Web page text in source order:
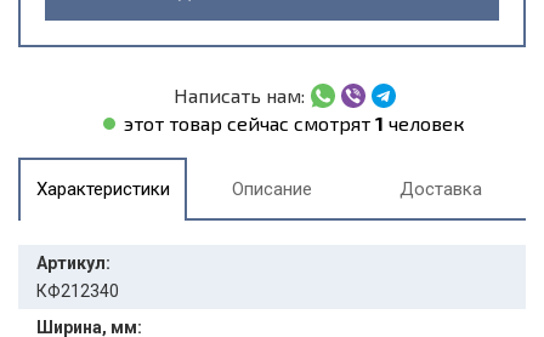
Написать нам:
этот товар сейчас смотрят 1 человек
Характеристики Описание Доставка
Артикул:
КФ212340
Ширина, мм: